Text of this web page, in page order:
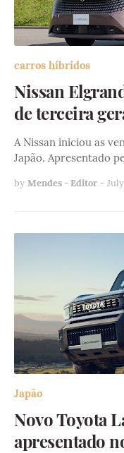
carros híbridos
Nissan
de terceira
A Nissan iniciou as
Japão. Apresentado
by Mendes - Editor -
Japão
Novo Toyota
apresentado